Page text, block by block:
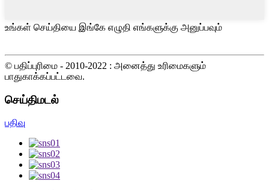
உங்கள் செய்தியை இங்கே எழுதி எங்களுக்கு அனுப்பவும்
© பதிப்புரிமை - 2010-2022 : அனைத்து உரிமைகளும்
பாதுகாக்கப்பட்டவை.
செய்திமடல்
பதிவு